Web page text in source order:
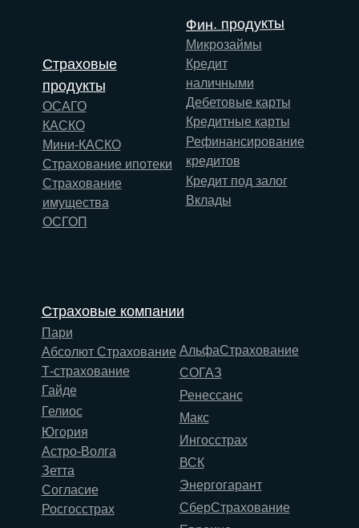
АльфаСтрахование
СОГАЗ
Ренессанс
Макс
Ингосстрах
ВСК
Энергогарант
СберСтрахование
Страховые компании
Пари
Абсолют Страхование
Т-страхование
Гайде
Гелиос
Югория
Астро-Волга
Зетта
Согласие
Росгосстрах
Фин. продукты
Микрозаймы
Кредит
наличными
Дебетовые карты
Кредитные карты
Рефинансирование
кредитов
Кредит под залог
Вклады
Страховые
продукты
ОСАГО
КАСКО
Мини-КАСКО
Страхование ипотеки
Страхование
имущества
ОСГОП